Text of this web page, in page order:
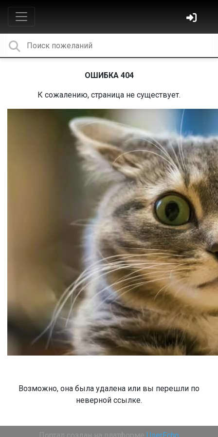
ОШИБКА 404
К сожалению, страница не существует.
Возможно, она была удалена или вы перешли по
неверной ссылке.